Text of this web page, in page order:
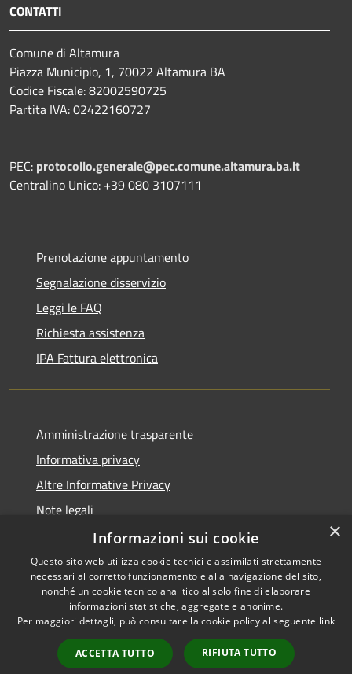
CONTATTI
Comune di Altamura
Piazza Municipio, 1, 70022 Altamura BA
Codice Fiscale: 82002590725
Partita IVA: 02422160727
PEC: protocollo.generale@pec.comune.altamura.ba.it
Centralino Unico: +39 080 3107111
Prenotazione appuntamento
Segnalazione disservizio
Leggi le FAQ
Richiesta assistenza
IPA Fattura elettronica
Amministrazione trasparente
Informativa privacy
Altre Informative Privacy
Note legali
Dichiarazione di accessibilità
RSS
Accessibilità
Copyright © 2026 • Comune di
Altamura • Powered by
Municipium•
Accesso
×
Informazioni sui cookie
Questo sito web utilizza cookie tecnici e assimilati strettamente
necessari al corretto funzionamento e alla navigazione del sito,
nonché un cookie tecnico analitico al solo fine di elaborare
informazioni statistiche, aggregate e anonime.
Per maggiori dettagli, può consultare la cookie policy al seguente link
ACCETTA TUTTO RIFIUTA TUTTO